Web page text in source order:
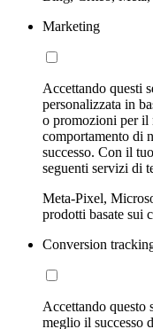
Marketing
Accettando questi
personalizzata in
o promozioni per il
comportamento di
successo. Con il
seguenti servizi di
Meta-Pixel,
prodotti basate sui
Conversion
Accettando questo
meglio il successo